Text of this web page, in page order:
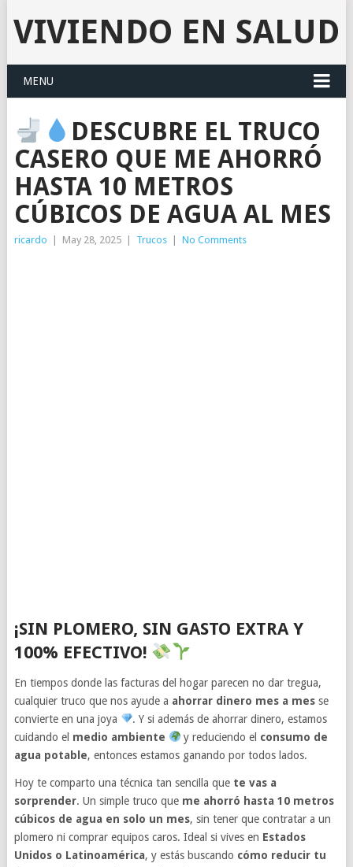
VIVIENDO EN SALUD
MENU
DESCUBRE EL TRUCO
CASERO QUE ME AHORRÓ
HASTA 10 METROS
CÚBICOS DE AGUA AL MES
ricardo May 28, 2025 Trucos No Comments
¡SIN PLOMERO, SIN GASTO EXTRA Y
100% EFECTIVO!
En tiempos donde las facturas del hogar parecen no dar tregua,
cualquier truco que nos ayude a ahorrar dinero mes a messe
convierte en una joya
. Y si además de ahorrar dinero, estamos
cuidando el medio ambiente y reduciendo el consumo de
agua potable, entonces estamos ganando por todos lados.
Hoy te comparto una técnica tan sencilla que te vas a
sorprender. Un simple truco que me ahorró hasta 10 metros
cúbicos de agua en solo un mes, sin tener que contratar a un
plomero ni comprar equipos caros. Ideal si vives en Estados
Unidos o Latinoamérica, y estás buscando cómo reducir tu